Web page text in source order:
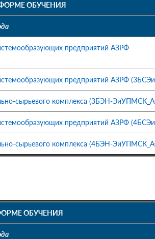
ОБУЧЕНИЯ
предприятий АЗРФ
предприятий АЗРФ
сырьевого комплекса (3БЭН-
предприятий АЗРФ
сырьевого комплекса (4БЭН-
ОБУЧЕНИЯ